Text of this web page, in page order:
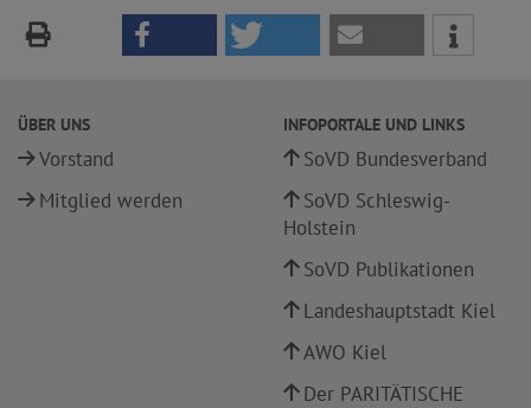
ÜBER UNS
Vorstand
Mitglied werden
INFOPORTALE UND LINKS
SoVD Bundesverband
SoVD Schleswig-
Holstein
SoVD Publikationen
Landeshauptstadt Kiel
AWO Kiel
Der PARITÄTISCHE